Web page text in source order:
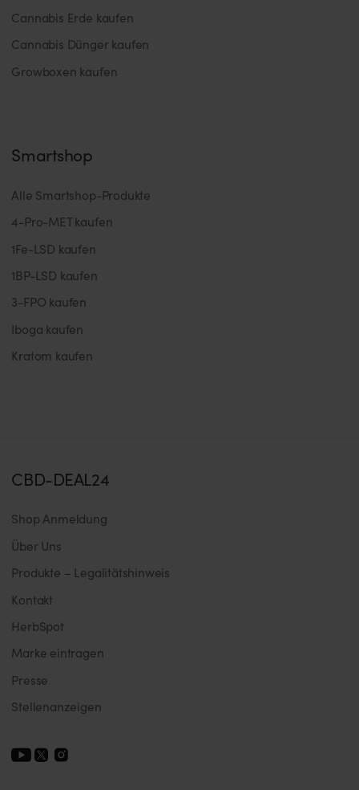
Cannabis Erde kaufen
Cannabis Dünger kaufen
Growboxen kaufen
Smartshop
Alle Smartshop-Produkte
4-Pro-MET kaufen
1Fe-LSD kaufen
1BP-LSD kaufen
3-FPO kaufen
Iboga kaufen
Kratom kaufen
CBD-DEAL24
Shop Anmeldung
Über Uns
Produkte – Legalitätshinweis
Kontakt
HerbSpot
Marke eintragen
Presse
Stellenanzeigen